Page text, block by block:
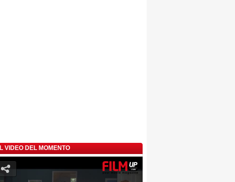
IL VIDEO DEL MOMENTO